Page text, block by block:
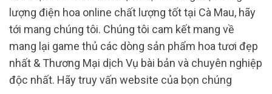
lượng điện hoa online chất lượng tốt tại Cà Mau, hãy
tới mang chúng tôi. Chúng tôi cam kết mang về
mang lại game thủ các dòng sản phẩm hoa tươi đẹp
nhất & Thương Mại dịch Vụ bài bản và chuyên nghiệp
độc nhất. Hãy truy vấn website của bọn chúng